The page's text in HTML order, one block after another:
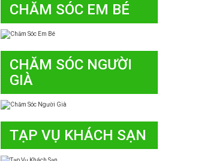
CHĂM SÓC EM BÉ
CHĂM SÓC NGƯỜI
GIÀ
TẠP VỤ KHÁCH SẠN